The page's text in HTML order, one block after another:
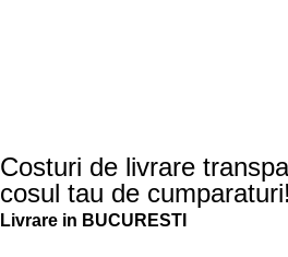
Costuri de livrare
cosul tau de cumparaturi!
Livrare in BUCURESTI